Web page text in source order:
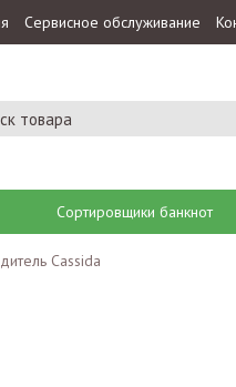
Сервисное обслуживание
Сортировщики банкнот
Cassida